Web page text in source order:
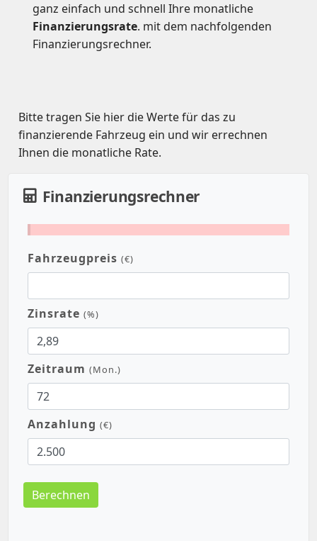
ganz einfach und schnell Ihre monatliche
Finanzierungsrate. mit dem nachfolgenden
Finanzierungsrechner.
Bitte tragen Sie hier die Werte für das zu
finanzierende Fahrzeug ein und wir errechnen
Ihnen die monatliche Rate.
Finanzierungsrechner
Fahrzeugpreis (€)
Zinsrate (%)
Zeitraum (Mon.)
Anzahlung (€)
Berechnen